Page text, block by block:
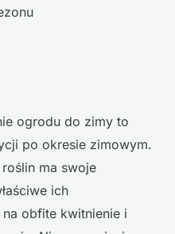
ogrodu do zimy to
po okresie zimowym.
ma swoje
ich
obfite kwitnienie i